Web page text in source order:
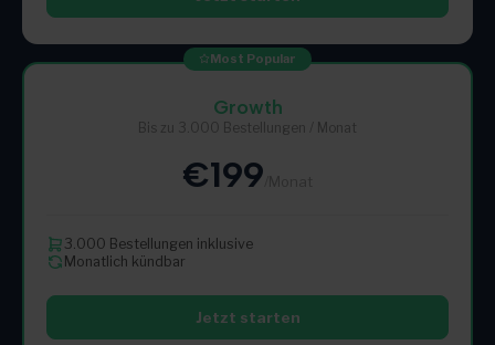
Growth
Bis zu 3.000 Bestellungen / Monat
€199
3.000 Bestellungen inklusive
Monatlich kündbar
Jetzt starten
Most Popular